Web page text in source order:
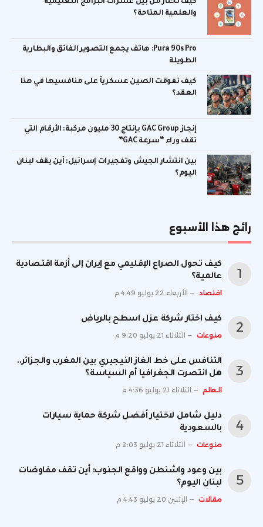
كيف تختار من بين عشرات البرامج التعليمية
والعلمية المتاحة؟
Pura 90s Pro: هاتف يجمع التصوير الفائق والبطارية
الطويلة
كيف تفوقت الصين عسكرياً على منافسيها في هذا
العقد؟
إنجاز GAC Group بإنتاج 30 مليون مركبة: الأرقام التي
تقف وراء “سرعة GAC”
بين انتشار الجيش وتفجيرات إسرائيل: أين يقف لبنان
اليوم؟
رائج هذا الأسبوع
كيف تحول الصراع الإقليمي مع إيران إلى أزمة اقتصادية
عالمية؟
اقتصاد الأربعاء 22 يوليو 4:49 م
كيف اختار شركة عزل اسطح بالرياض
منوعات الثلاثاء 21 يوليو 9:20 م
التنافس على خط الغاز النيجيري بين المغرب والجزائر..
هل انتصرت الجغرافيا أم السياسة؟
العالم الثلاثاء 21 يوليو 4:36 م
دليل شامل لاختيار أفضل شركة حماية سيارات
بالسعودية
منوعات الثلاثاء 21 يوليو 2:03 م
بين وعود واشنطن وواقع الجنوب: أين تقف مفاوضات
لبنان اليوم؟
مقالات الإثنين 20 يوليو 4:43 م